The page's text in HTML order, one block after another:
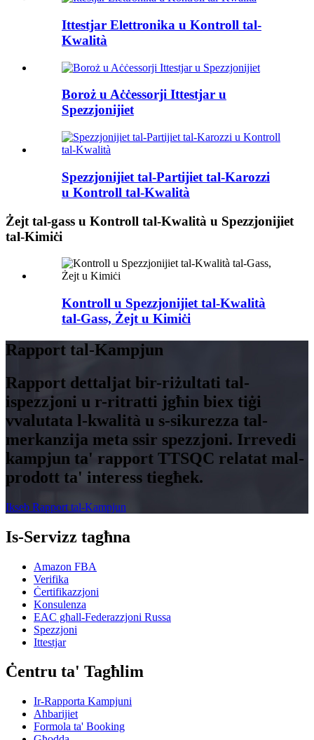
Ittestjar Elettronika u Kontroll tal-
Kwalità
Boroż u Aċċessorji Ittestjar u
Spezzjonijiet
Spezzjonijiet tal-Partijiet tal-Karozzi
u Kontroll tal-Kwalità
Żejt tal-gass u Kontroll tal-Kwalità u Spezzjonijiet
tal-Kimiċi
Kontroll u Spezzjonijiet tal-Kwalità
tal-Gass, Żejt u Kimiċi
Rapport tal-Kampjun
Rapport dettaljat bir-riżultati tal-
ispezzjoni u r-ritratti jgħin biex tiġi
vvalutata l-kwalità u s-sikurezza tal-
merkanzija meta ssir spezzjoni. Irrevedi
kampjun ta' rapport TTSQC relatat mal-
prodott ta' interess tiegħek.
Ikseb Rapport tal-Kampjun
Is-Servizz tagħna
Amazon FBA
Verifika
Ċertifikazzjoni
Konsulenza
EAC għall-Federazzjoni Russa
Spezzjoni
Ittestjar
Ċentru ta' Tagħlim
Ir-Rapporta Kampjuni
Aħbarijiet
Formola ta' Booking